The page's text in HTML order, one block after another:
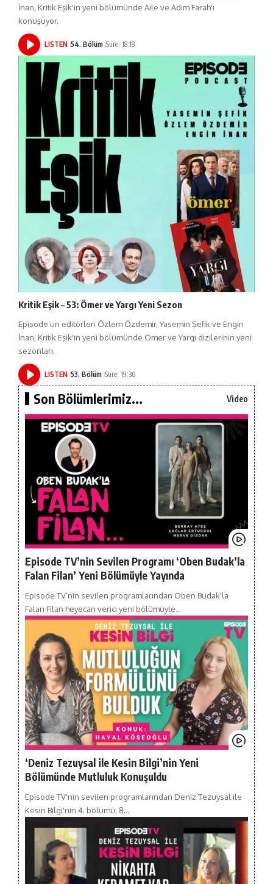
İnan, Kritik Eşik'in yeni bölümünde Aile ve Adım Farah'ı
konuşuyor.
LISTEN 54. Bölüm Süre: 18:18
Kritik Eşik – 53: Ömer ve Yargı Yeni Sezon
Episode’un editörleri Özlem Özdemir, Yasemin Şefik ve Engin
İnan, Kritik Eşik'in yeni bölümünde Ömer ve Yargı dizilerinin yeni
sezonları.
LISTEN 53. Bölüm Süre: 19:30
Son Bölümlerimiz... Video
Episode TV’nin Sevilen Programı ‘Oben Budak’la
Falan Filan’ Yeni Bölümüyle Yayında
Episode TV’nin sevilen programlarından Oben Budak'la
Falan Filan heyecan verici yeni bölümüyle…
‘Deniz Tezuysal ile Kesin Bilgi’nin Yeni
Bölümünde Mutluluk Konuşuldu
Episode TV'nin sevilen programlarından Deniz Tezuysal ile
Kesin Bilgi'nin 4. bölümü, 8…